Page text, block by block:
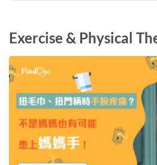
Exercise & Physical